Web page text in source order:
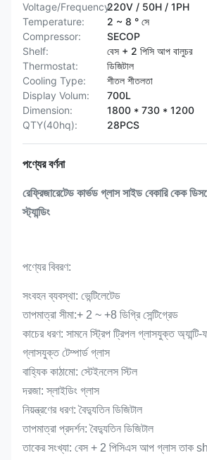
Voltage/Frequency:220V / 50H / 1PH
Temperature:
2 ~ 8 ° সে
Compressor:
SECOP
Shelf:
বেস + 2 পিসি আপ বালুচর
Thermostat:
ডিজিটাল
Cooling Type:
শীতল শীতলতা
Display Volum:
700L
Dimension:
1800 * 730 * 1200
QTY(40hq):
28PCS
পণ্যের বর্ণনা
রেফ্রিজারেটেড কার্ভড গ্লাস সাইড বেকারি কেক
স্ট্যান্ডিং
পণ্যের বিবরণ:
সংবহন ব্যবস্থা: ভেন্টিলেটেড
তাপমাত্রা সীমা:+ 2 ~ +8 ডিগ্রি সেন্টিগ্রেড
কাচের ধরণ: সামনে স্ট্রিপ ট্রিপল গ্লাসযুক্ত অ্যান্টি-
গ্লাসযুক্ত টেম্পার্ড গ্লাস
বাহ্যিক কাঠামো: স্টেইনলেস স্টিল
দরজা: স্লাইডিং গ্লাস
নিয়ন্ত্রণের ধরণ: বৈদ্যুতিন ডিজিটাল
তাপমাত্রা প্রদর্শন: বৈদ্যুতিন ডিজিটাল
তাকের সংখ্যা: বেস + 2 পিসিএস আপ গ্লাস তাক